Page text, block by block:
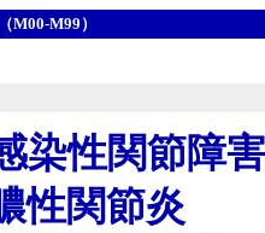
M00-M99）
染性関節障害
性関節炎